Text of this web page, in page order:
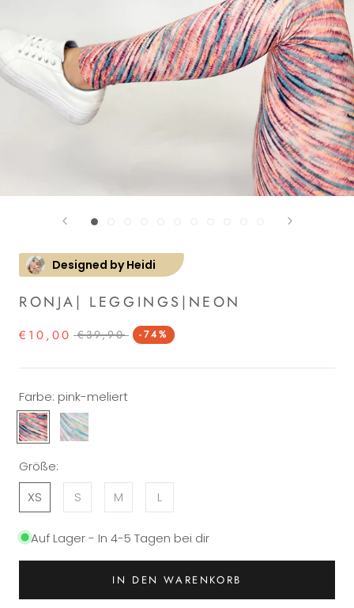
Designed by Heidi
RONJA| LEGGINGS|NEON
€10,00 €39,90 -74%
Farbe: pink-meliert
pink-
meliert
rosa-
meliert
Größe:
XS
S M L
Auf Lager - In 4-5 Tagen bei dir
IN DEN WARENKORB